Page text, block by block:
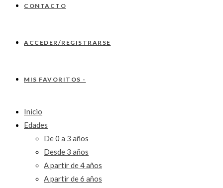
CONTACTO
ACCEDER/REGISTRARSE
MIS FAVORITOS -
Inicio
Edades
De 0 a 3 años
Desde 3 años
A partir de 4 años
A partir de 6 años